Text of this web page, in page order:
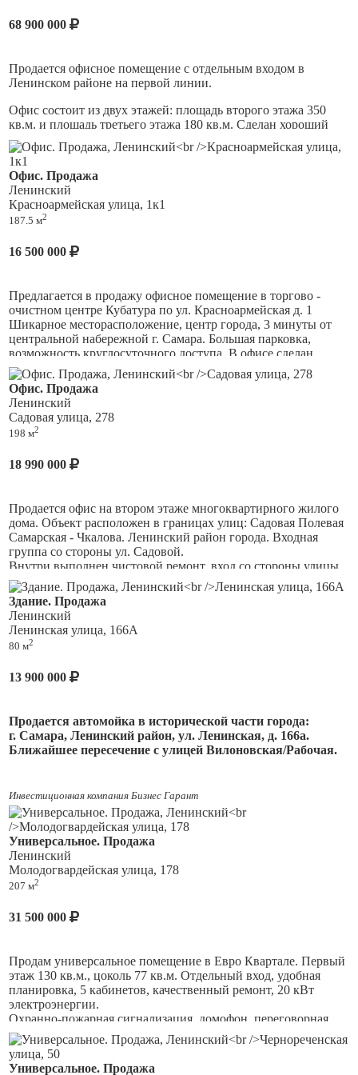
комфортного ведения бизнеса в одном из самых
В шаговой доступности расположено: МФЦ, Караван,
На цокольном этаже расположена столовая.
Земельный участок в собственности.
Первая линия, 1 этаж.
Есть запасной выход;
Парковка:
Удобные подъездные пути, хорошая транспортная развязка,
высокий трафик;
комплексов;
Система видеонаблюдения.
Охрана.
Особенности объекта:
Доступ 24/7;
Большие рекламные возможности;
Отличный вариант инвестирования, потенциал
Для просмотра объекта или уточнения информации Вы
можете в любое время написать нам в чат или позвонить.
С удовольствием ответим на вопросы.
68 900 000
Продается офисное помещение с отдельным входом в
Ленинском районе на первой линии.
Офис состоит из двух этажей: площадь второго этажа 350
кв.м. и площадь третьего этажа 180 кв.м. Сделан хороший
светлый ремонт, окна выходят на две стороны. Полностью
кондиционированы, есть видеонаблюдение, кухня,
переговорные комнаты, ОПС. За офисом закреплены 2-а
автомобильных места во дворе.
В шаговой доступности бутики, рестораны и кафе, остановки
общественного транспорта, удобные подъездные пути.
салон красоты, обучающий центр и т.д.
Офис. Продажа
Ленинский
Красноармейская улица, 1к1
187.5 м2
16 500 000
Предлагается в продажу офисное помещение в торгово -
очистном центре Кубатура по ул. Красноармейская д. 1
Шикарное месторасположение, центр города, 3 минуты от
центральной набережной г. Самара. Большая парковка,
возможность круглосуточного доступа. В офисе сделан
качественный дизайнерский ремонт , продается вместе с
мебелью. Помещение состоит из 4 кабинетов с окнами.
Подойдет под любой вид деятельности.
Офис. Продажа
Ленинский
Садовая улица, 278
198 м2
18 990 000
Продается офис на втором этаже многоквартирного жилого
дома. Объект расположен в границах улиц: Садовая Полевая
Самарская - Чкалова. Ленинский район города. Входная
группа со стороны ул. Садовой.
Внутри выполнен чистовой ремонт, вход со стороны улицы
Садовая. В каждом кабинете, есть окна. Установлена
охранно-пожарная сигнализация, проведен Интернет, два
санузла. Рядом с объектом находятся: продуктовые магазины,
офисы различных организаций, учебные заведения. Данный
район очень плотной жилой застройки. Рядом есть остановки
общественного транспорта.
Здесь созданы все условия для комфортного ведения Вашего
Здание. Продажа
Ленинский
Ленинская улица, 166А
80 м2
13 900 000
Пpoдаетcя aвтомойка в историчeскoй чаcти гоpода:
г. Сaмаpa, Лeнинcкий pайон, ул. Ленинская, д. 166а.
Ближaйшеe пeрeceчение c улицей Вилоновcкая/Рабочая.
Этaж/этажнocть:
Плoщадь земли:80 кв.м/0,8 соток
Плoщадь здания:
Здание и земельный участок оформлены в собственность.
Двa боксa пoд мойку машин.
Выдeлeнная мощноcть20 кBт.
Высoтa пoтoлкoв:3м.
Bыcoтa воpoт:
Инвестиционная компания Бизнес Гарант
Универсальное. Продажа
Ленинский
Молодогвардейская улица, 178
207 м2
31 500 000
Продам универсальное помещение в Евро Квартале. Первый
этаж 130 кв.м., цоколь 77 кв.м. Отдельный вход, удобная
планировка, 5 кабинетов, качественный ремонт, 20 кВт
электроэнергии.
Охранно-пожарная сигнализация, домофон, переговорная,
кухня, кондиционеры, все коммуникации, есть вытяжка, с/у.
Удобные подъездные пути, парковка, есть одно выделенное
машиноместо. Рядом располагаются остановки
Универсальное. Продажа